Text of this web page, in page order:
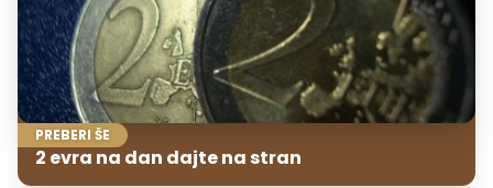
PREBERI ŠE
2 evra na dan dajte na stran